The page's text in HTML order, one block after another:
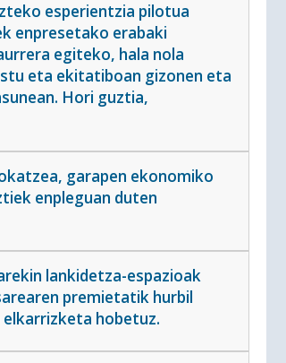
esperientzia pilotua
enpresetako erabaki
egiteko, hala nola
eta ekitatiboan gizonen eta
Hori guztia,
garapen ekonomiko
enpleguan duten
lankidetza-espazioak
premietatik hurbil
hobetuz.